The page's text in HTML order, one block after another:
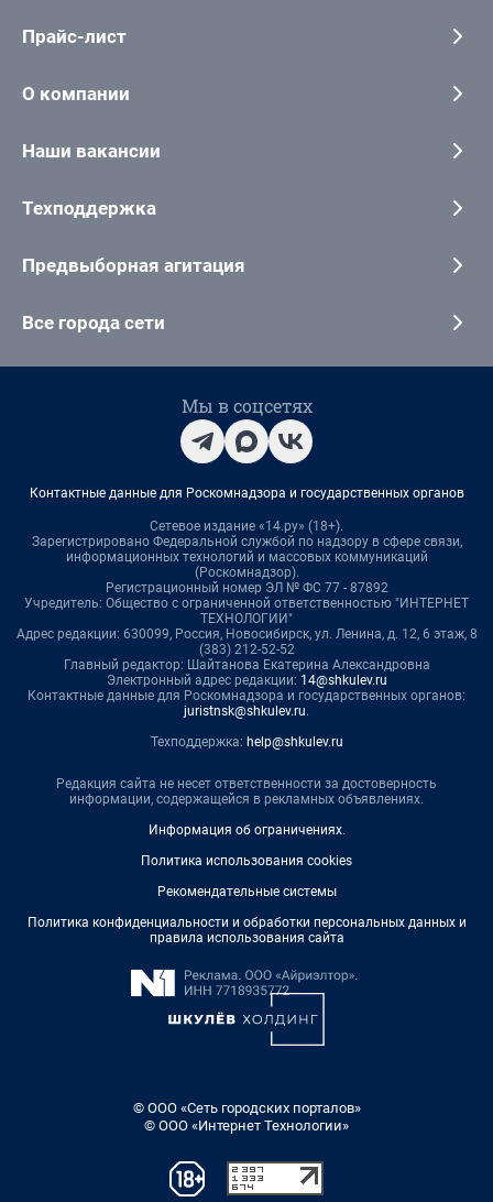
Прайс-лист
О компании
Наши вакансии
Техподдержка
Предвыборная агитация
Все города сети
Мы в соцсетях
Контактные данные для Роскомнадзора и государственных органов
Сетевое издание «14.ру» (18+).
Зарегистрировано Федеральной службой по надзору в сфере связи,
информационных технологий и массовых коммуникаций
(Роскомнадзор).
Регистрационный номер ЭЛ № ФС 77 - 87892
Учредитель: Общество с ограниченной ответственностью "ИНТЕРНЕТ
ТЕХНОЛОГИИ"
Адрес редакции: 630099, Россия, Новосибирск, ул. Ленина, д. 12, 6 этаж, 8
(383) 212-52-52
Главный редактор: Шайтанова Екатерина Александровна
Электронный адрес редакции: 14@shkulev.ru
Контактные данные для Роскомнадзора и государственных органов:
juristnsk@shkulev.ru.
Техподдержка: help@shkulev.ru
Редакция сайта не несет ответственности за достоверность
информации, содержащейся в рекламных объявлениях.
Информация об ограничениях.
Политика использования cookies
Рекомендательные системы
Политика конфиденциальности и обработки персональных данных и
правила использования сайта
© ООО «Сеть городских порталов»
© ООО «Интернет Технологии»